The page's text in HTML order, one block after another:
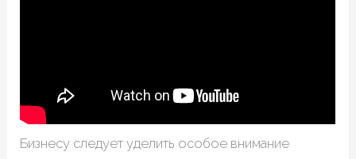
Бизнесу следует уделить особое внимание